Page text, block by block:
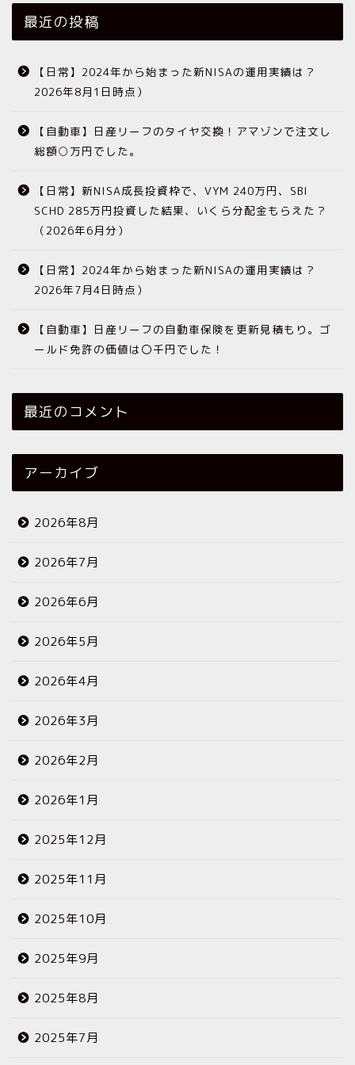
最近の投稿
【日常】2024年から始まった新NISAの運用実績は？
2026年8月1日時点）
【自動車】日産リーフのタイヤ交換！アマゾンで注文し
総額○万円でした。
【日常】新NISA成長投資枠で、VYM 240万円、SBI
SCHD 285万円投資した結果、いくら分配金もらえた？
（2026年6月分）
【日常】2024年から始まった新NISAの運用実績は？
2026年7月4日時点）
【自動車】日産リーフの自動車保険を更新見積もり。ゴ
ールド免許の価値は〇千円でした！
最近のコメント
アーカイブ
2026年8月
2026年7月
2026年6月
2026年5月
2026年4月
2026年3月
2026年2月
2026年1月
2025年12月
2025年11月
2025年10月
2025年9月
2025年8月
2025年7月